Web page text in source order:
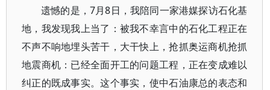
遗憾的是，7月8日，我陪同一家港媒探访石化基
地，我发现我上当了：被我不幸言中的石化工程正在
不声不响地埋头苦干，大干快上，抢抓奥运商机抢抓
地震商机：已经全面开工的问题工程，正在变成难以
纠正的既成事实。这个事实，使中石油康总的表态和